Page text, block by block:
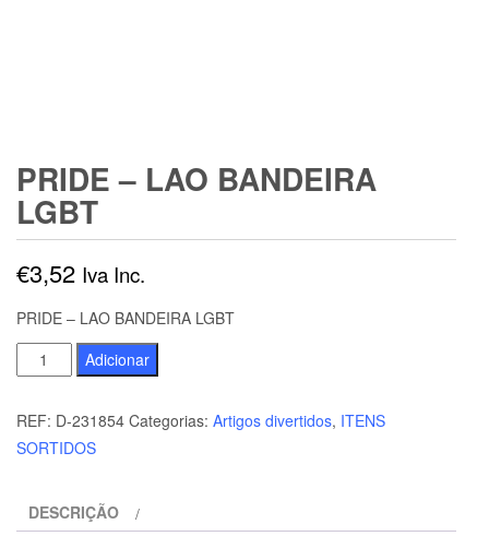
PRIDE – LAO BANDEIRA
LGBT
€3,52 Iva Inc.
PRIDE – LAO BANDEIRA LGBT
Quantidade
de
PRIDE
-
LGBT
Adicionar
REF: D-231854 Categorias: Artigos divertidos, ITENS
SORTIDOS
DESCRIÇÃO